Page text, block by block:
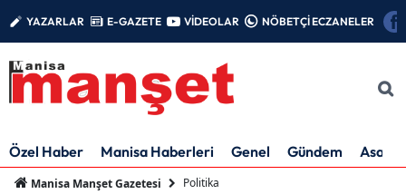
YAZARLAR E-GAZETE VİDEOLAR NÖBETÇİ ECZANELER
Özel Haber Manisa Haberleri Genel Gündem Asayiş
Manisa Manşet Gazetesi Politika